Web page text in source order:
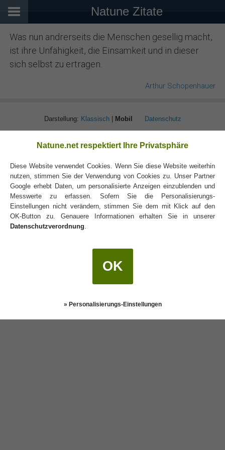
Natune Zitate
Was nun andrerseits die Menschen gesellig macht,
ist ihre Unfähigkeit, die Einsamkeit und in dieser
sich selbst zu ertragen.
Arthur Schopenhauer
Darstellung: Klassisch| Mobil Datenschutz
Natune.net respektiert Ihre Privatsphäre
Diese Website verwendet Cookies. Wenn Sie diese Website weiterhin
nutzen, stimmen Sie der Verwendung von Cookies zu. Unser Partner
Google erhebt Daten, um personalisierte Anzeigen einzublenden und
Messwerte zu erfassen. Sofern Sie die Personalisierungs-
Einstellungen nicht verändern, stimmen Sie dem mit Klick auf den
OK-Button zu. Genauere Informationen erhalten Sie in unserer
Datenschutzverordnung.
OK
» Personalisierungs-Einstellungen